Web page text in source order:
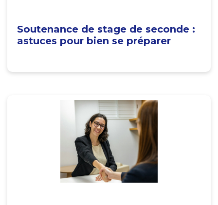
Soutenance de stage de seconde :
astuces pour bien se préparer